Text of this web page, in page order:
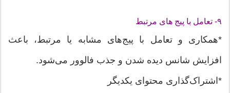
۹- تعامل با پیج های مرتبط
*همکاری و تعامل با پیج‌های مشابه یا مرتبط، باعث
افزایش شانس دیده شدن و جذب فالوور می‌شود.
*اشتراک‌گذاری محتوای یکدیگر